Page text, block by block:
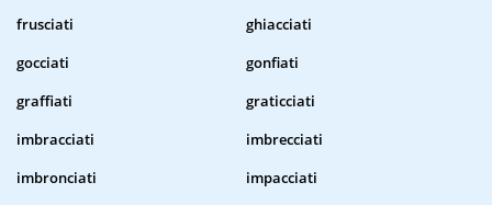
frusciati
ghiacciati
gocciati
gonfiati
graffiati
graticciati
imbracciati
imbrecciati
imbronciati
impacciati